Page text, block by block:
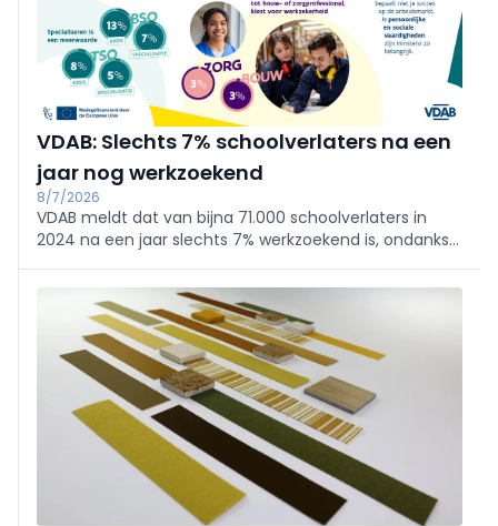
VDAB: Slechts 7% schoolverlaters na een
jaar nog werkzoekend
8/7/2026
VDAB meldt dat van bijna 71.000 schoolverlaters in
2024 na een jaar slechts 7% werkzoekend is, ondanks
duaal leren vergroten kansen; STEM, zorg en bouw
scoren sterk. Hoger diploma: 3% werkzoekend; zonder
kwalificatie: 23%.